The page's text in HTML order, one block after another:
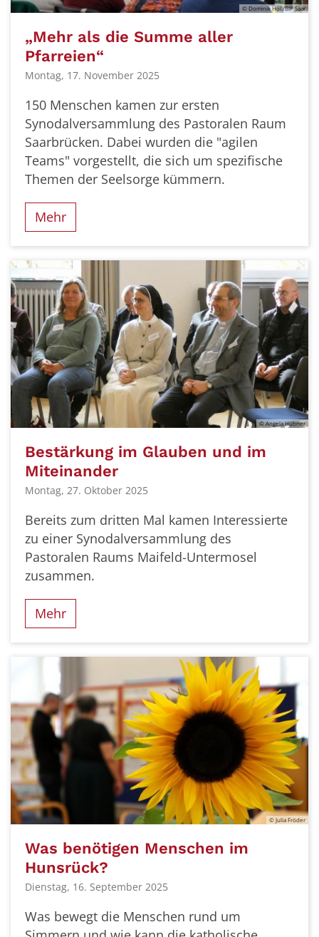
© Dominik Holl/BIP Saar
„Mehr als die Summe aller
Pfarreien“
Montag, 17. November 2025
150 Menschen kamen zur ersten
Synodalversammlung des Pastoralen Raum
Saarbrücken. Dabei wurden die "agilen
Teams" vorgestellt, die sich um spezifische
Themen der Seelsorge kümmern.
Mehr
© Angela Hübner
Bestärkung im Glauben und im
Miteinander
Montag, 27. Oktober 2025
Bereits zum dritten Mal kamen Interessierte
zu einer Synodalversammlung des
Pastoralen Raums Maifeld-Untermosel
zusammen.
Mehr
© Julia Fröder
Was benötigen Menschen im
Hunsrück?
Dienstag, 16. September 2025
Was bewegt die Menschen rund um